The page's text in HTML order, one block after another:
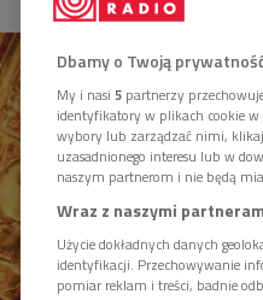
Dbamy o Twoją
My i nasi 5 partnerzy
identyfikatory w plikach cookie
wybory lub zarządzać nimi,
uzasadnionego interesu lub w
naszym partnerom i nie będą
Wraz z naszymi
Użycie dokładnych danych
identyfikacji. Przechowywanie
pomiar reklam i treści, badnie